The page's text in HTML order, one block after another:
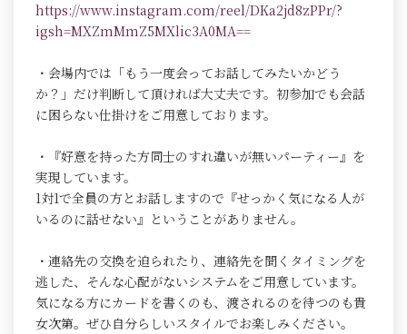
https://www.instagram.com/reel/DKa2jd8zPPr/?
igsh=MXZmMmZ5MXlic3A0MA==
・会場内では「もう一度会ってお話してみたいかどう
か？」だけ判断して頂ければ大丈夫です。初参加でも会話
に困らない仕掛けをご用意しております。
・『好意を持った方同士のすれ違いが無いパーティー』を
実現しています。
1対1で全員の方とお話しますので『せっかく気になる人が
いるのに話せない』ということがありません。
・連絡先の交換を迫られたり、連絡先を聞くタイミングを
逃した、そんな心配がないシステムをご用意しています。
気になる方にカードを書くのも、渡されるのを待つのも貴
女次第。ぜひ自分らしいスタイルでお楽しみください。